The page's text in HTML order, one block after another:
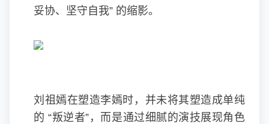
妥协、坚守自我” 的缩影。
刘祖嫣在塑造李嫣时，并未将其塑造成单纯
的 “叛逆者”，而是通过细腻的演技展现角色